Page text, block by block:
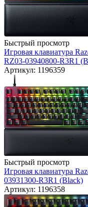
Быстрый просмотр
Игровая клавиатура
RZ03-03940800-R3R1
Артикул: 1196359
Быстрый просмотр
Игровая клавиатура
03931300-R3R1 (Black)
Артикул: 1196358